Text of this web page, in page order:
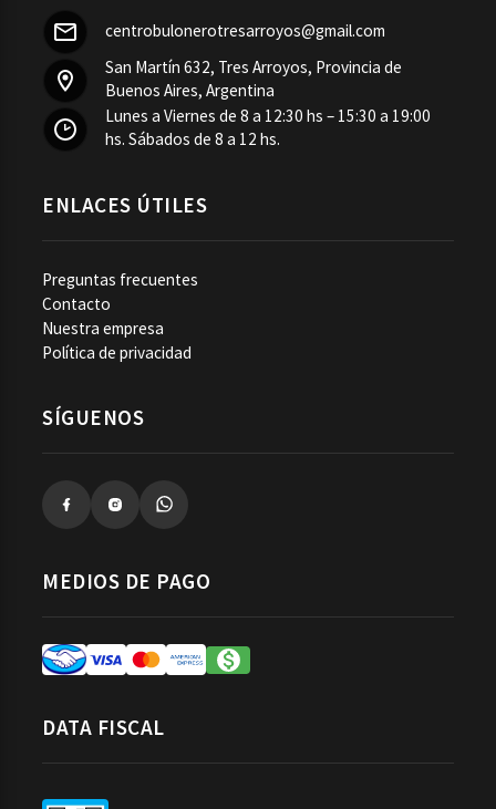
centrobulonerotresarroyos@gmail.com
San Martín 632, Tres Arroyos, Provincia de
Buenos Aires, Argentina
Lunes a Viernes de 8 a 12:30 hs – 15:30 a 19:00
hs. Sábados de 8 a 12 hs.
ENLACES ÚTILES
Preguntas frecuentes
Contacto
Nuestra empresa
Política de privacidad
SÍGUENOS
MEDIOS DE PAGO
DATA FISCAL